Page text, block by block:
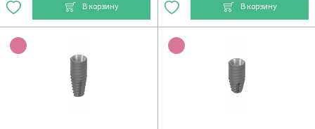
В корзину В корзину